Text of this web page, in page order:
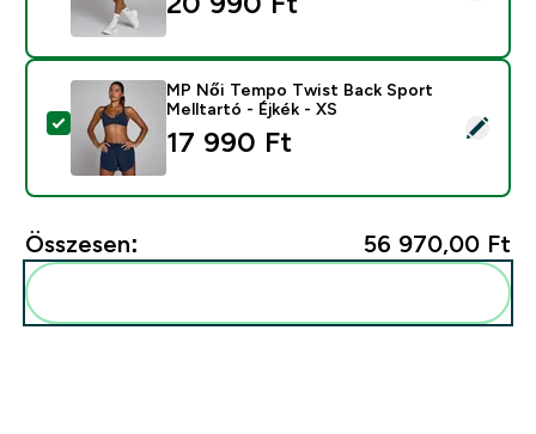
Termék kiválasztása - MP Női Tempo Twist Back
MP Női Tempo Twist Back Sport
Melltartó - Éjkék - XS
17 990 Ft‎
Összesen: 56 970,00 Ft‎